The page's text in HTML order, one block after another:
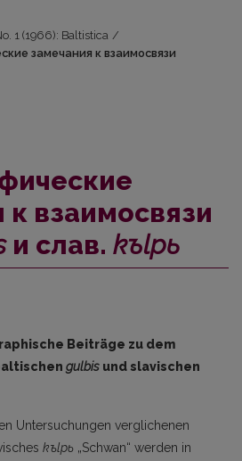
1 (1966): Baltistica /
замечания к взаимосвязи
к взаимосвязи
и слав. kъlpь
Beiträge zu dem
gulbis und slavischen
Untersuchungen verglichenen
kъlpь „Schwan“ werden in